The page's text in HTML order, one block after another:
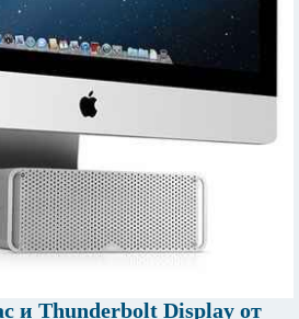
и Thunderbolt Display от